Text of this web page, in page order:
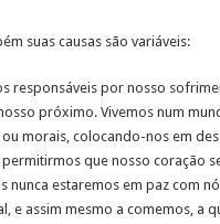
suas causas são variáveis:
responsáveis por nosso
próximo. Vivemos num
morais, colocando-nos em
que nosso coração
estaremos em paz com
e assim mesmo a comemos, a